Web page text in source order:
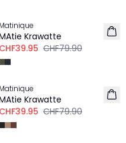
Matinique
Krawatte
CHF39.95 CHF79.90
-50%
Matinique
Krawatte
CHF39.95 CHF79.90
-50%